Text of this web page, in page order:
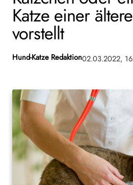
Katze einer
vorstellt
Hund-Katze Redaktion02.03.2022,